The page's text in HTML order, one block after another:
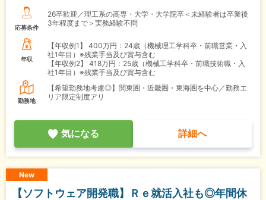
応募条件
26卒歓迎／理工系の高専・大学・大学院卒＜未経験者は卒業後
3年程度まで＞実務経験不問
年収
【年収例1】
400万円：24歳（機械理工学科卒・前職営業・入
社1年目）※残業手当及び賞与含む
【年収例2】
418万円：25歳（機械工学科卒・前職技術職・入
社1年目）※残業手当及び賞与含む
勤務地
【希望勤務地考慮◎】関東圏・近畿圏・東海圏を中心／勤務エ
リア限定制度アリ
気になる 詳細へ
New
【ソフトウェア開発職】Ｒｅ就活入社も◎年間休